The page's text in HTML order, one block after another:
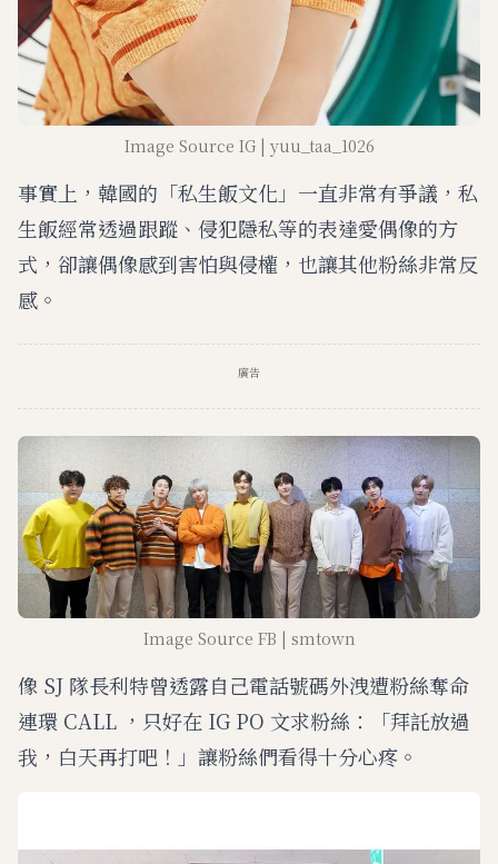
Image Source IG | yuu_taa_1026
事實上，韓國的「私生飯文化」一直非常有爭議，私
生飯經常透過跟蹤、侵犯隱私等的表達愛偶像的方
式，卻讓偶像感到害怕與侵權，也讓其他粉絲非常反
感。
廣告
Image Source FB | smtown
像 SJ 隊長利特曾透露自己電話號碼外洩遭粉絲奪命
連環 CALL ，只好在 IG PO 文求粉絲：「拜託放過
我，白天再打吧！」讓粉絲們看得十分心疼。